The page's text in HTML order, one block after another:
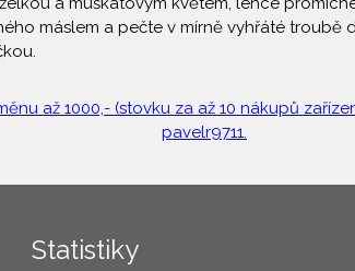
máslem a pečte v mírně vyhřáté troubě
až 1000,- (stovku za až 10 nákupů
pavelr9711.
Statistiky